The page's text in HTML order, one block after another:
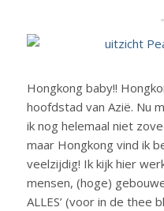
Hongkong baby!!
hoofdstad van Azië. Nu
ik nog helemaal niet
maar Hongkong vind ik
veelzijdig! Ik kijk hier
mensen, (hoge)
ALLES’ (voor in de thee